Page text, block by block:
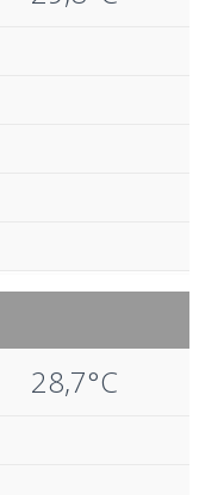
28,7°C